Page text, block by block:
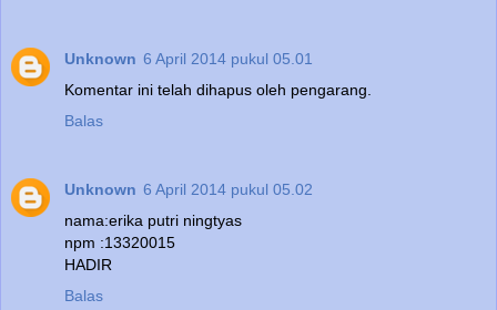
Unknown 6 April 2014 pukul 05.01
Komentar ini telah dihapus oleh pengarang.
Balas
Unknown 6 April 2014 pukul 05.02
nama:erika putri ningtyas
npm :13320015
HADIR
Balas